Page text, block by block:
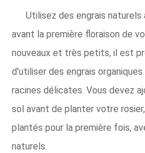
Utilisez des engrais
avant la première floraison de
nouveaux et très petits, il est
d'utiliser des engrais
racines délicates. Vous devez
sol avant de planter votre
plantés pour la première fois,
naturels.